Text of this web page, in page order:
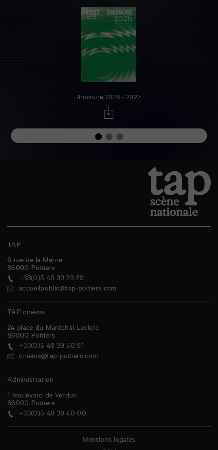
Brochure 2026 - 2027
TAP
6 rue de la Marne
86000 Poitiers
+33(0)5 49 39 29 29
accueilpublic@tap-poitiers.com
TAP cinéma
24 place du Maréchal Leclerc
86000 Poitiers
+33(0)5 49 39 50 91
cinema@tap-poitiers.com
Administration
1 boulevard de Verdun
86000 Poitiers
+33(0)5 49 39 40 00
Mentions légales